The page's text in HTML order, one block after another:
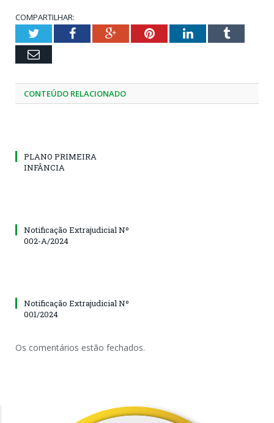
COMPARTILHAR:
TwitterFacebookGoogle+PinterestLinkedInTumblr
Email
CONTEÚDO RELACIONADO
PLANO PRIMEIRA
INFÂNCIA
Notificação Extrajudicial Nº
002-A/2024
Notificação Extrajudicial Nº
001/2024
Os comentários estão fechados.